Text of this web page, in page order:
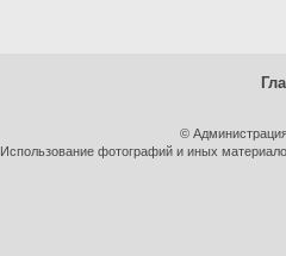
©
Использование фотографий и иных